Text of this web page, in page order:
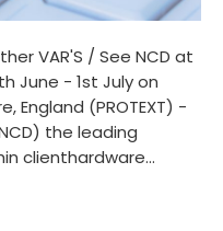
VAR'S / See NCD at
June - 1st July on
England (PROTEXT) -
the leading
clienthardware...